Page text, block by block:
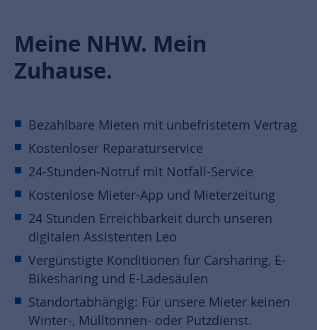
Meine NHW. Mein
Zuhause.
Bezahlbare Mieten mit unbefristetem Vertrag
Kostenloser Reparaturservice
24-Stunden-Notruf mit Notfall-Service
Kostenlose Mieter-App und Mieterzeitung
24 Stunden Erreichbarkeit durch unseren
digitalen Assistenten Leo
Vergünstigte Konditionen für Carsharing, E-
Bikesharing und E-Ladesäulen
Standortabhängig: Für unsere Mieter keinen
Winter-, Mülltonnen- oder Putzdienst.